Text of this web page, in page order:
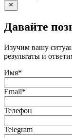
Давайте
Изучим вашу
результаты и
Имя*
Email*
Телефон
Telegram